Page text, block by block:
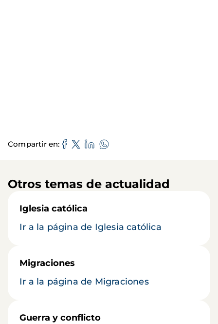
Compartir en
Otros temas de actualidad
Iglesia católica
Ir a la página de Iglesia católica
Migraciones
Ir a la página de Migraciones
Guerra y conflicto